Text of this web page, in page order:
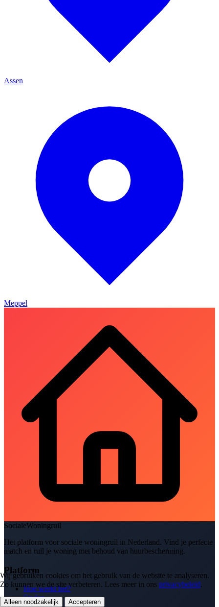
Assen
Meppel
SocialeWoningruil
Het platform voor sociale woningruil in Nederland. Vind je perfecte
match en ruil je woning met behoud van huurbescherming.
Platform
Hoe werkt het?
Steden
Wij gebruiken cookies om het gebruik van de website te analyseren.
Zo kunnen we de site verbeteren. Lees meer in ons privacybeleid.
Alleen noodzakelijk Accepteren